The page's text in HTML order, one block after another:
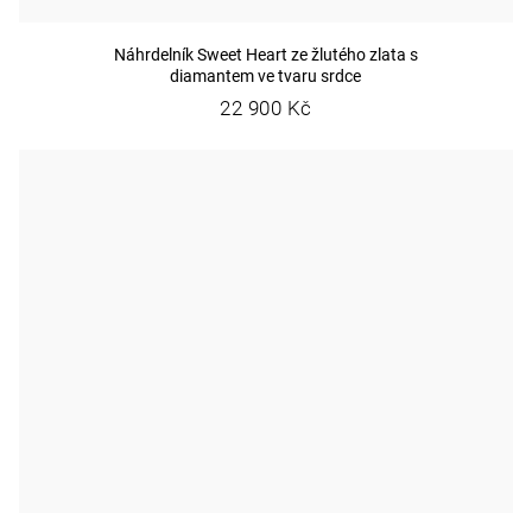
Náhrdelník Sweet Heart ze žlutého zlata s
diamantem ve tvaru srdce
22 900 Kč